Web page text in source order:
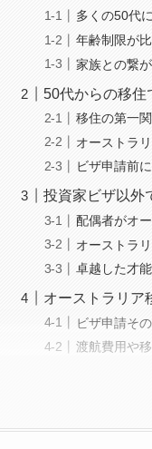
多くの50代
年齢制限が
家族との繋
50代からの移住
移住の第一
オーストラ
ビザ申請前
投資家ビザ以外
配偶者がオ
オーストラ
卓越した才
オーストラリア
ビザ申請そ
渡航費用や